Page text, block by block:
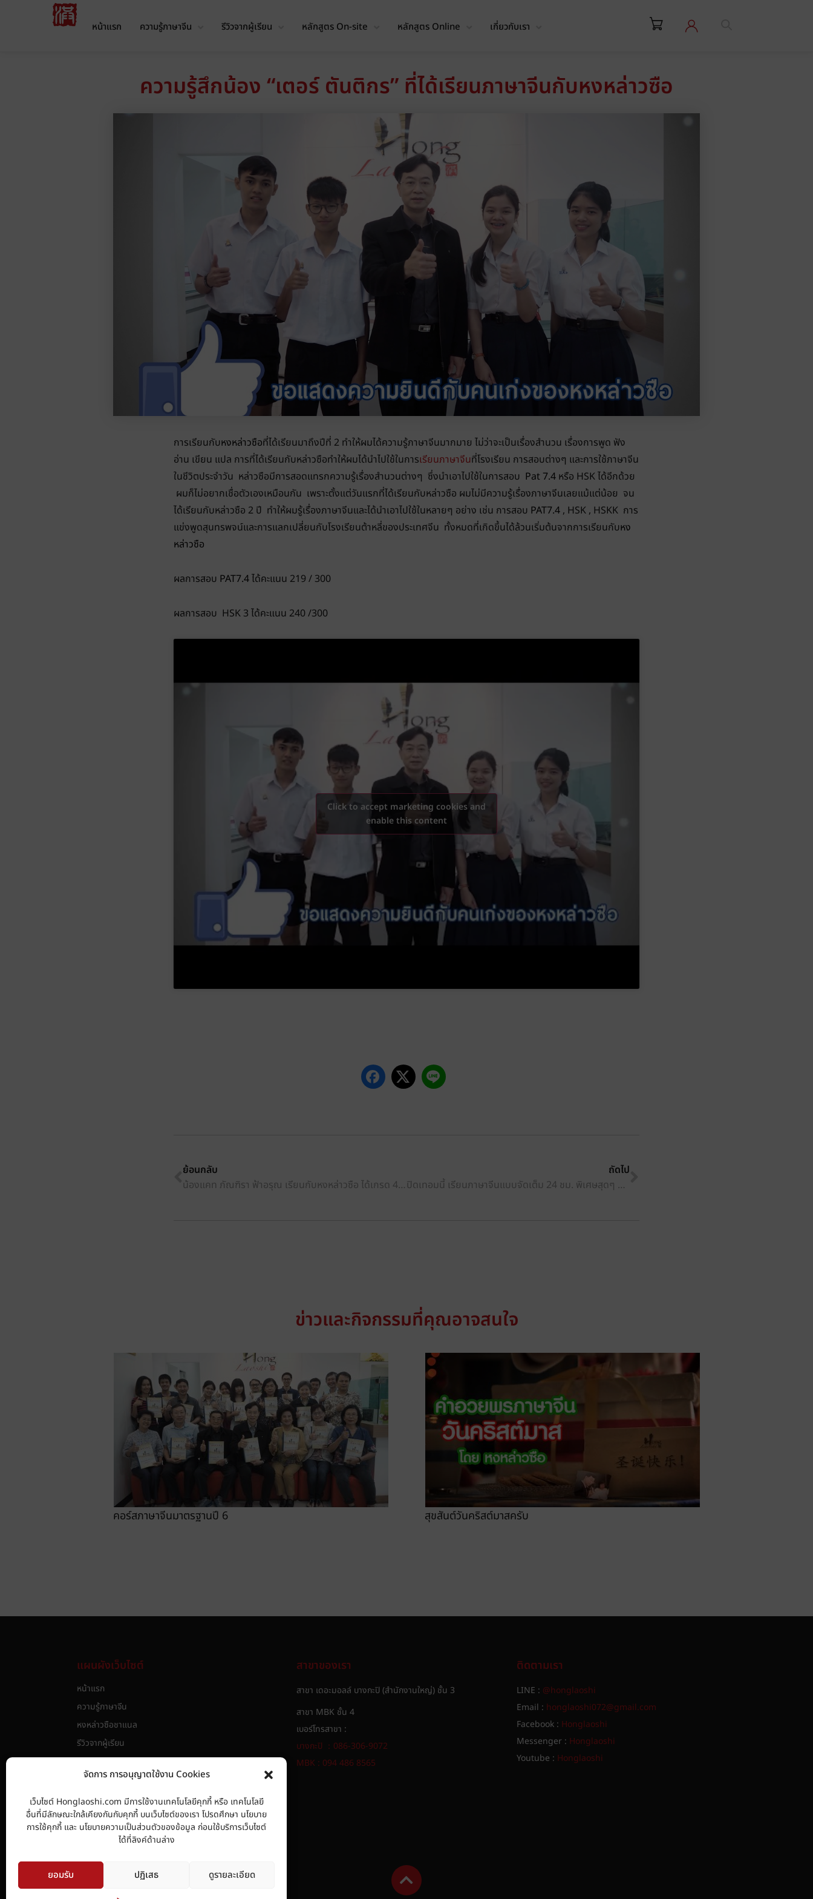
จัดการ การอนุญาตใช้งาน Cookies
เว็บไซต์ Honglaoshi.com มีการใช้งานเทคโนโลยีคุกกี้ หรือ เทคโนโลยี
อื่นที่มีลักษณะใกล้เคียงกันกับคุกกี้ บนเว็บไซต์ของเรา โปรดศึกษา นโยบาย
การใช้คุกกี้ และ นโยบายความเป็นส่วนตัวของข้อมูล ก่อนใช้บริการเว็บไซต์
ได้ที่ลิงค์ด้านล่าง
ยอมรับ ปฏิเสธ ดูรายละเอียด
หน้าแรก ความรู้ภาษาจีน รีวิวจากผู้เรียน หลักสูตร On-site หลักสูตร Online เกี่ยวกับเรา
ความรู้สึกน้อง “เตอร์ ตันติกร” ที่ได้เรียนภาษาจีนกับหงหล่าวซือ
การเรียนกับหงหล่าวซือที่ได้เรียนมาถึงปีที่ 2 ทำให้ผมได้ความรู้ภาษาจีนมากมาย ไม่ว่าจะเป็นเรื่องสำนวน เรื่องการพูด ฟัง
อ่าน เขียน แปล การที่ได้เรียนกับหล่าวซือทำให้ผมได้นำไปใช้ในการเรียนภาษาจีนที่โรงเรียน การสอบต่างๆ และการใช้ภาษาจีน
ในชีวิตประจำวัน หล่าวซือมีการสอดแทรกความรู้เรื่องสำนวนต่างๆ ซึ่งนำเอาไปใช้ในการสอบ Pat 7.4 หรือ HSK ได้อีกด้วย
ผมก็ไม่อยากเชื่อตัวเองเหมือนกัน เพราะตั้งแต่วันแรกที่ได้เรียนกับหล่าวซือ ผมไม่มีความรู้เรื่องภาษาจีนเลยแม้แต่น้อย จน
ได้เรียนกับหล่าวซือ 2 ปี ทำให้ผมรู้เรื่องภาษาจีนและได้นำเอาไปใช้ในหลายๆ อย่าง เช่น การสอบ PAT7.4 , HSK , HSKK การ
แข่งพูดสุนทรพจน์และการแลกเปลี่ยนกับโรงเรียนต้าหลี่ของประเทศจีน ทั้งหมดที่เกิดขึ้นได้ล้วนเริ่มต้นจากการเรียนกับหง
หล่าวซือ
ผลการสอบ PAT7.4ได้คะแนน 219 / 300
ผลการสอบ HSK 3 ได้คะแนน 240 /300
Click to accept marketing cookies and
enable this content
ย้อนกลับ
น้องแคท ภัณฑิรา ฟ้าอรุณ เรียนกับหงหล่าวซือ ได้เกรด 4 วิชาภาษาจีน และสอบได้ 100 คะแนนเต็ม!
ถัดไป
ปิดเทอมนี้ เรียนภาษาจีนแบบจัดเต็ม 24 ชม. พิเศษสุดๆ 1,999 บาท
ข่าวและกิจกรรมที่คุณอาจสนใจ
คอร์สภาษาจีนมาตรฐานปี 6 สุขสันต์วันคริสต์มาสครับ
แผนผังเว็บไซต์
หน้าแรก
ความรู้ภาษาจีน
หงหล่าวซือชาแนล
รีวิวจากผู้เรียน
หลักสูตร
วัดระดับความรู้ภาษาจีน HSK
เกี่ยวกับเรา
นโยบายการใช้คุกกี้
นโยบายความเป็นส่วนตัวของข้อมูล
สาขาของเรา
สาขา เดอะมอลล์ บางกะปิ (สำนักงานใหญ่) ชั้น 3
สาขา MBK ชั้น 4
เบอร์โทรสาขา :
บางกะปิ ：086-306-9072
MBK : 094 486 8565​
ติดตามเรา
LINE : @honglaoshi
Email : honglaoshi072@gmail.com
Facebook : Honglaoshi
Messenger : Honglaoshi
Youtube : Honglaoshi